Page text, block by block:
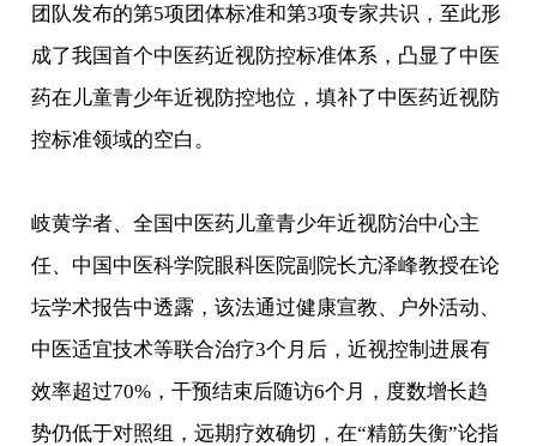
团队发布的第5项团体标准和第3项专家共识，至此形
成了我国首个中医药近视防控标准体系，凸显了中医
药在儿童青少年近视防控地位，填补了中医药近视防
控标准领域的空白。
岐黄学者、全国中医药儿童青少年近视防治中心主
任、中国中医科学院眼科医院副院长亢泽峰教授在论
坛学术报告中透露，该法通过健康宣教、户外活动、
中医适宜技术等联合治疗3个月后，近视控制进展有
效率超过70%，干预结束后随访6个月，度数增长趋
势仍低于对照组，远期疗效确切，在“精筋失衡”论指